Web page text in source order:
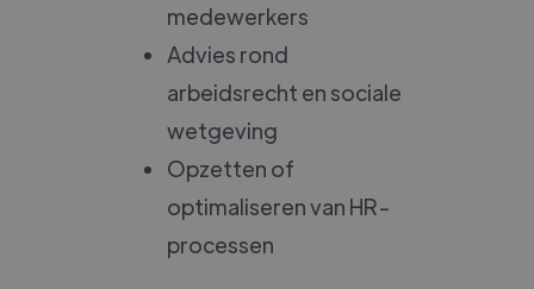
medewerkers
Advies rond
arbeidsrecht en sociale
wetgeving
Opzetten of
optimaliseren van HR-
processen